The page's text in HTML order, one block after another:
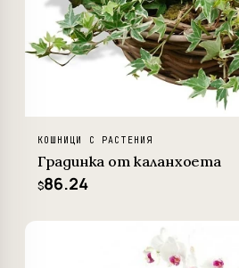
КОШНИЦИ С РАСТЕНИЯ
Градинка от каланхоета
$86.24